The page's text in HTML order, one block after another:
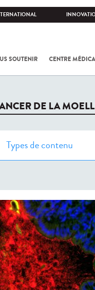
SOUTENIR CENTRE
DE LA